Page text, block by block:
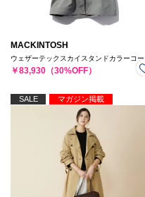
MACKINTOSH
ウェザーテックスカイスタンドカラーコー
￥83,930（30%OFF）
SALE マガジン掲載